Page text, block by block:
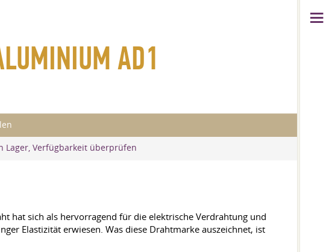
AD1
Lager, Verfügbarkeit überprüfen
hat sich als hervorragend für die elektrische Verdrahtung und
Elastizität erwiesen. Was diese Drahtmarke auszeichnet, ist